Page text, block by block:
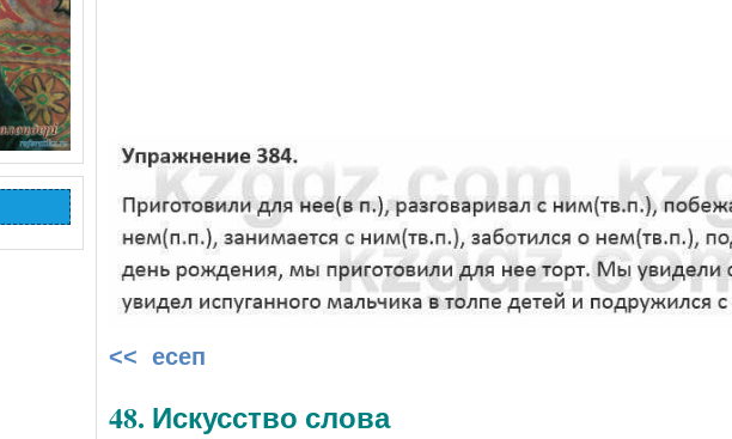
<< есеп
48. Искусство слова